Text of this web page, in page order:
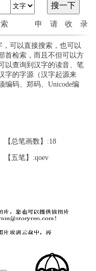
申请收录
，可以直接搜索，也可以
首检索，而且不但可以方
以查询到汉字的读音、笔
字的字源（汉字起源来
编码、郑码、Unicode编
【总笔画数】:18
【五笔】:qoev